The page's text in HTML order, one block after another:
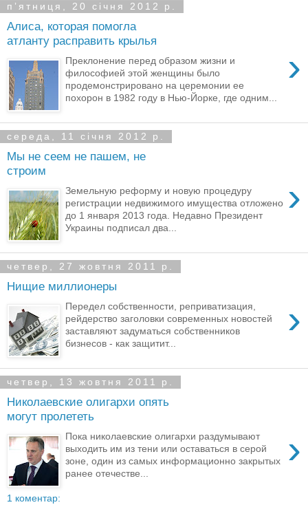
пʼятниця, 20 січня 2012 р.
Алиса, которая помогла
атланту расправить крылья
›
Преклонение перед образом жизни и
философией этой женщины было
продемонстрировано на церемонии ее
похорон в 1982 году в Нью-Йорке, где одним...
середа, 11 січня 2012 р.
Мы не сеем не пашем, не
строим
›
Земельную реформу и новую процедуру
регистрации недвижимого имущества отложено
до 1 января 2013 года. Недавно Президент
Украины подписал два...
четвер, 27 жовтня 2011 р.
Нищие миллионеры
›
Передел собственности, реприватизация,
рейдерство заголовки современных новостей
заставляют задуматься собственников
бизнесов - как защитит...
четвер, 13 жовтня 2011 р.
Николаевские олигархи опять
могут пролететь
›
Пока николаевские олигархи раздумывают
выходить им из тени или оставаться в серой
зоне, один из самых информационно закрытых
ранее отечестве...
1 коментар: